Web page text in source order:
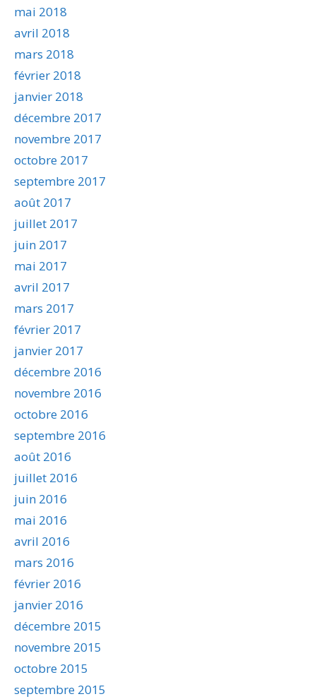
mai 2018
avril 2018
mars 2018
février 2018
janvier 2018
décembre 2017
novembre 2017
octobre 2017
septembre 2017
août 2017
juillet 2017
juin 2017
mai 2017
avril 2017
mars 2017
février 2017
janvier 2017
décembre 2016
novembre 2016
octobre 2016
septembre 2016
août 2016
juillet 2016
juin 2016
mai 2016
avril 2016
mars 2016
février 2016
janvier 2016
décembre 2015
novembre 2015
octobre 2015
septembre 2015